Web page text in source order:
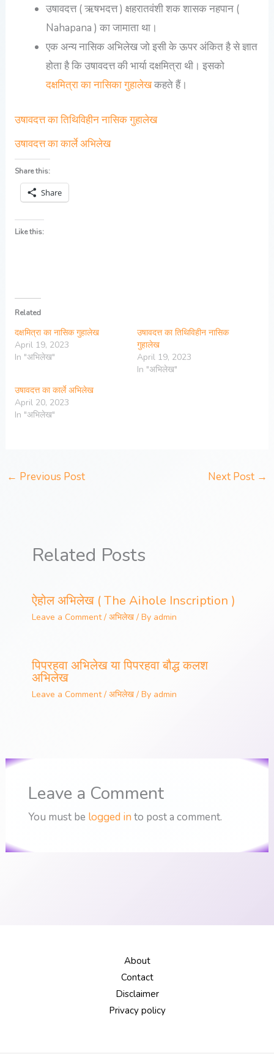
उषावदत्त ( ऋषभदत्त ) क्षहरातवंशी शक शासक नहपान (
Nahapana ) का जामाता था।
एक अन्य नासिक अभिलेख जो इसी के ऊपर अंकित है से ज्ञात
होता है कि उषावदत्त की भार्या दक्षमित्रा थी। इसको
दक्षमित्रा का नासिका गुहालेखकहते हैं।
उषावदत्त का तिथिविहीन नासिक गुहालेख
उषावदत्त का कार्ले अभिलेख
Share this:
Share
Like this:
Related
दक्षमित्रा का नासिक गुहालेख
April 19, 2023
In "अभिलेख"
उषावदत्त का तिथिविहीन नासिक
गुहालेख
April 19, 2023
In "अभिलेख"
उषावदत्त का कार्ले अभिलेख
April 20, 2023
In "अभिलेख"
← Previous Post Next Post →
Related Posts
ऐहोल अभिलेख ( The Aihole Inscription )
Leave a Comment / अभिलेख/ By admin
पिपरहवा अभिलेख या पिपरहवा बौद्ध कलश
अभिलेख
Leave a Comment / अभिलेख/ By admin
Leave a Comment
You must be logged in to post a comment.
About
Contact
Disclaimer
Privacy policy